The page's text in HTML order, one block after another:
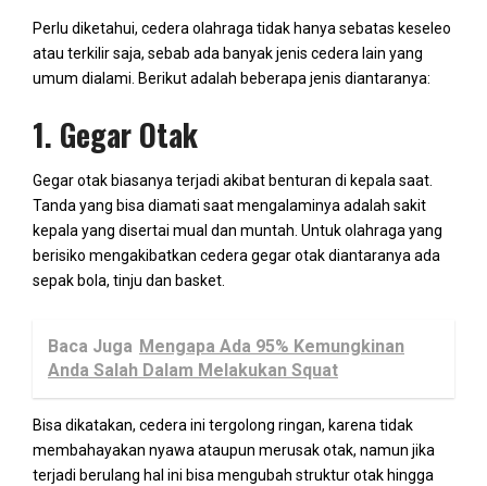
Perlu diketahui, cedera olahraga tidak hanya sebatas keseleo
atau terkilir saja, sebab ada banyak jenis cedera lain yang
umum dialami. Berikut adalah beberapa jenis diantaranya:
1. Gegar Otak
Gegar otak biasanya terjadi akibat benturan di kepala saat.
Tanda yang bisa diamati saat mengalaminya adalah sakit
kepala yang disertai mual dan muntah. Untuk olahraga yang
berisiko mengakibatkan cedera gegar otak diantaranya ada
sepak bola, tinju dan basket.
Baca Juga Mengapa Ada 95% Kemungkinan
Anda Salah Dalam Melakukan Squat
Bisa dikatakan, cedera ini tergolong ringan, karena tidak
membahayakan nyawa ataupun merusak otak, namun jika
terjadi berulang hal ini bisa mengubah struktur otak hingga